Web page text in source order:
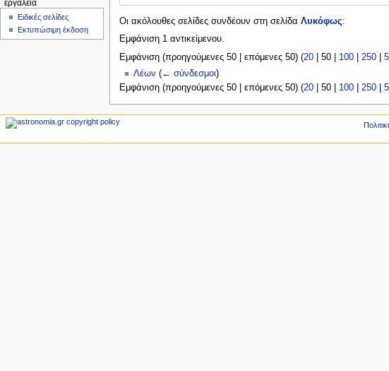
Οι ακόλουθες σελίδες συνδέουν στη σελίδα Λυκόφως:
Εμφάνιση 1 αντικείμενου.
Εμφάνιση (προηγούμενες 50| επόμενες 50) (20| 50| 100| 250|
Λέων (← σύνδεσμοι)
Εμφάνιση (προηγούμενες 50| επόμενες 50) (20| 50| 100| 250|
η
η
εργαλεία
Ειδικές σελίδες
Εκτυπώσιμη έκδοση